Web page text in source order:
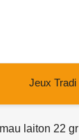
Jeux Tradi
laiton 22 gr